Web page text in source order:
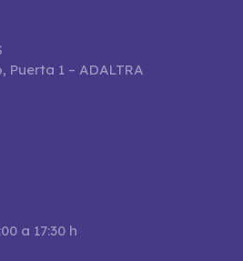
1 – ADALTRA
a 17:30 h